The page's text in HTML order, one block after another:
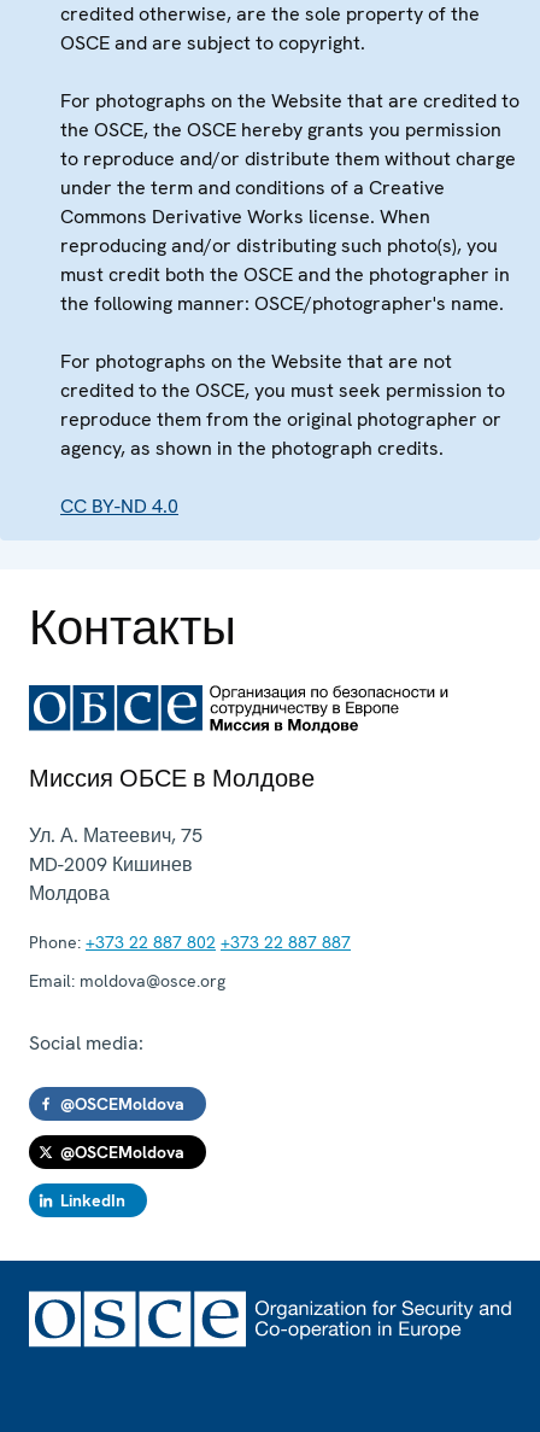
credited otherwise, are the sole property of the
OSCE and are subject to copyright.
For photographs on the Website that are credited to
the OSCE, the OSCE hereby grants you permission
to reproduce and/or distribute them without charge
under the term and conditions of a Creative
Commons Derivative Works license. When
reproducing and/or distributing such photo(s), you
must credit both the OSCE and the photographer in
the following manner: OSCE/photographer's name.
For photographs on the Website that are not
credited to the OSCE, you must seek permission to
reproduce them from the original photographer or
agency, as shown in the photograph credits.
CC BY-ND 4.0
Контакты
Миссия ОБСЕ в Молдове
Ул. А. Матеевич, 75
MD-2009 Кишинев
Молдова
Phone: +373 22 887 802 +373 22 887 887
Email: moldova@osce.org
Social media:
@OSCEMoldova
@OSCEMoldova
LinkedIn